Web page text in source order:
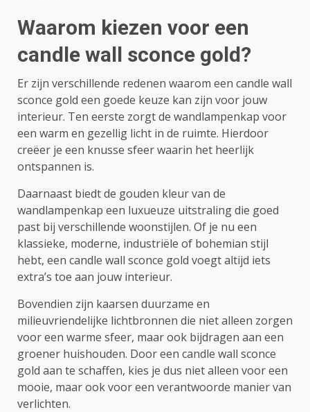
Waarom kiezen voor een
candle wall sconce gold?
Er zijn verschillende redenen waarom een candle wall
sconce gold een goede keuze kan zijn voor jouw
interieur. Ten eerste zorgt de wandlampenkap voor
een warm en gezellig licht in de ruimte. Hierdoor
creëer je een knusse sfeer waarin het heerlijk
ontspannen is.
Daarnaast biedt de gouden kleur van de
wandlampenkap een luxueuze uitstraling die goed
past bij verschillende woonstijlen. Of je nu een
klassieke, moderne, industriële of bohemian stijl
hebt, een candle wall sconce gold voegt altijd iets
extra’s toe aan jouw interieur.
Bovendien zijn kaarsen duurzame en
milieuvriendelijke lichtbronnen die niet alleen zorgen
voor een warme sfeer, maar ook bijdragen aan een
groener huishouden. Door een candle wall sconce
gold aan te schaffen, kies je dus niet alleen voor een
mooie, maar ook voor een verantwoorde manier van
verlichten.